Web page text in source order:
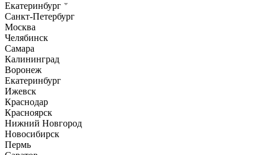
Екатеринбург
Санкт-Петербург
Москва
Челябинск
Самара
Калининград
Воронеж
Екатеринбург
Ижевск
Краснодар
Красноярск
Нижний Новгород
Новосибирск
Пермь